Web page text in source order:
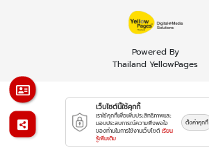
Powered By
Thailand YellowPages
เว็บไซต์นี้ใช้คุกกี้
เราใช้คุกกี้เพื่อเพิ่มประสิทธิภาพและ
มอบประสบการณ์ความพึงพอใจ
ของท่านในการใช้งานเว็บไซต์ เรียน
รู้เพิ่มเติม
ตั้งค่าคุกกี้